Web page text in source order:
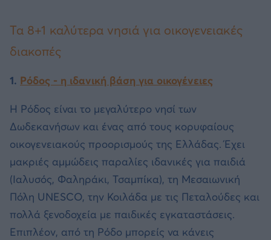
Τα 8+1 καλύτερα νησιά για οικογενειακές
διακοπές
1. Ρόδος - η ιδανική βάση για οικογένειες
Η Ρόδος είναι το μεγαλύτερο νησί των
Δωδεκανήσων και ένας από τους κορυφαίους
οικογενειακούς προορισμούς της Ελλάδας. Έχει
μακριές αμμώδεις παραλίες ιδανικές για παιδιά
(Ιαλυσός, Φαληράκι, Τσαμπίκα), τη Μεσαιωνική
Πόλη UNESCO, την Κοιλάδα με τις Πεταλούδες και
πολλά ξενοδοχεία με παιδικές εγκαταστάσεις.
Επιπλέον, από τη Ρόδο μπορείς να κάνεις